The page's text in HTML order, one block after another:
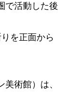
で活動した後
を正面から
術館）は、